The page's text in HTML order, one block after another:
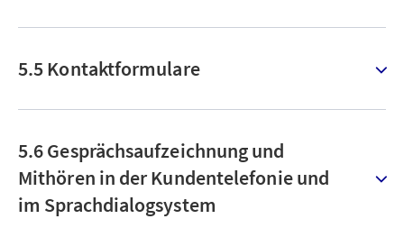
5.5 Kontaktformulare
5.6 Gesprächsaufzeichnung und
Mithören in der Kundentelefonie und
im Sprachdialogsystem